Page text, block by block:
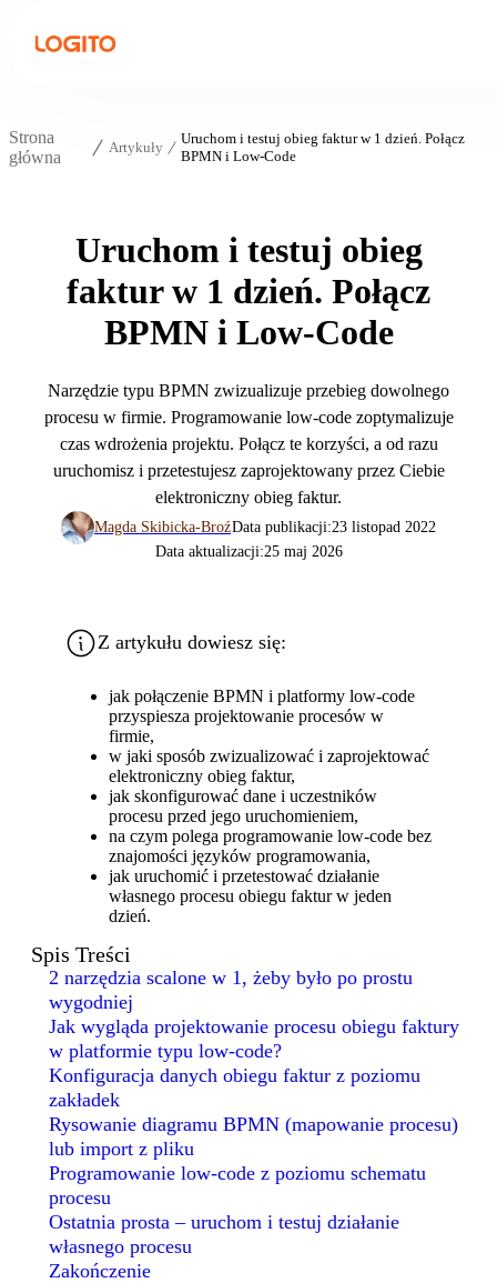
Strona
główna
Artykuły
Uruchom i testuj obieg faktur w 1 dzień. Połącz
BPMN i Low-Code
Uruchom i testuj obieg
faktur w 1 dzień. Połącz
BPMN i Low-Code
Narzędzie typu BPMN zwizualizuje przebieg dowolnego
procesu w firmie. Programowanie low-code zoptymalizuje
czas wdrożenia projektu. Połącz te korzyści, a od razu
uruchomisz i przetestujesz zaprojektowany przez Ciebie
elektroniczny obieg faktur.
Magda Skibicka-BroźData publikacji:23 listopad 2022
Data aktualizacji:25 maj 2026
Z artykułu dowiesz się:
jak połączenie BPMN i platformy low-code
przyspiesza projektowanie procesów w
firmie,
w jaki sposób zwizualizować i zaprojektować
elektroniczny obieg faktur,
jak skonfigurować dane i uczestników
procesu przed jego uruchomieniem,
na czym polega programowanie low-code bez
znajomości języków programowania,
jak uruchomić i przetestować działanie
własnego procesu obiegu faktur w jeden
dzień.
Spis Treści
2 narzędzia scalone w 1, żeby było po prostu
wygodniej
Jak wygląda projektowanie procesu obiegu faktury
w platformie typu low-code?
Konfiguracja danych obiegu faktur z poziomu
zakładek
Rysowanie diagramu BPMN (mapowanie procesu)
lub import z pliku
Programowanie low-code z poziomu schematu
procesu
Ostatnia prosta – uruchom i testuj działanie
własnego procesu
Zakończenie